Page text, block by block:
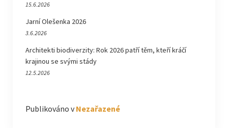
15.6.2026
Jarní Olešenka 2026
3.6.2026
Architekti biodiverzity: Rok 2026 patří těm, kteří kráčí
krajinou se svými stády
12.5.2026
Publikováno v Nezařazené